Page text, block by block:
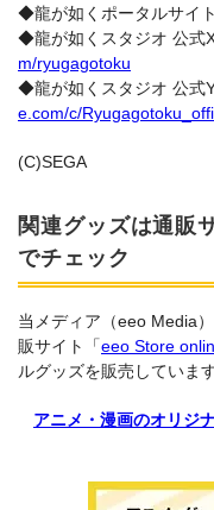
◆龍が如くポータルサイト
◆龍が如くスタジオ 公式
m/ryugagotoku
◆龍が如くスタジオ 公式
e.com/c/
(C)SEGA
関連グッズは通販
でチェック
当メディア（eeo Media
販サイト「eeo Store
ルグッズを販売していま
アニメ・漫画のオリジ